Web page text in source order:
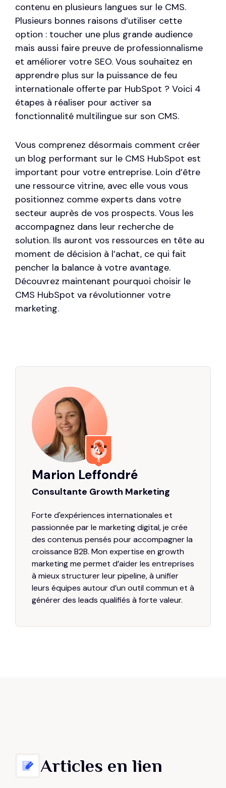
contenu en plusieurs langues sur le CMS.
Plusieurs bonnes raisons d’utiliser cette
option : toucher une plus grande audience
mais aussi faire preuve de professionnalisme
et améliorer votre SEO. Vous souhaitez en
apprendre plus sur la puissance de feu
internationale offerte par HubSpot ? Voici 4
étapes à réaliser pour activer sa
fonctionnalité multilingue sur son CMS.
Vous comprenez désormais comment créer
un blog performant sur le CMS HubSpot est
important pour votre entreprise. Loin d’être
une ressource vitrine, avec elle vous vous
positionnez comme experts dans votre
secteur auprès de vos prospects. Vous les
accompagnez dans leur recherche de
solution. Ils auront vos ressources en tête au
moment de décision à l’achat, ce qui fait
pencher la balance à votre avantage.
Découvrez maintenant pourquoi choisir le
CMS HubSpot va révolutionner votre
marketing.
Marion Leffondré
Consultante Growth Marketing
Forte d'expériences internationales et
passionnée par le marketing digital, je crée
des contenus pensés pour accompagner la
croissance B2B. Mon expertise en growth
marketing me permet d’aider les entreprises
à mieux structurer leur pipeline, à unifier
leurs équipes autour d’un outil commun et à
générer des leads qualifiés à forte valeur.
Articles en lien